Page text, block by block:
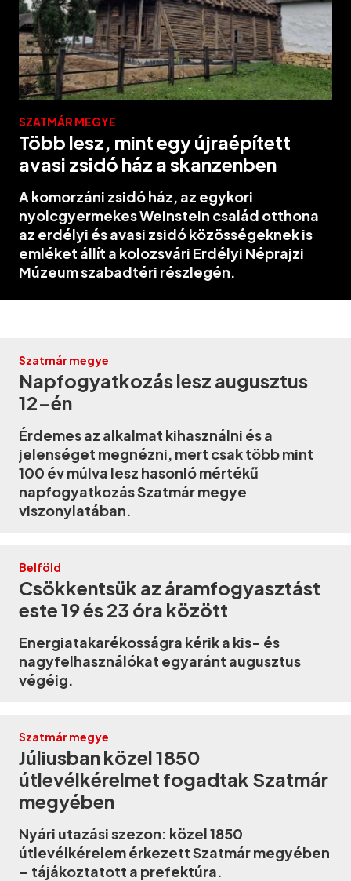
SZATMÁR MEGYE
Több lesz, mint egy újraépített
avasi zsidó ház a skanzenben
A komorzáni zsidó ház, az egykori
nyolcgyermekes Weinstein család otthona
az erdélyi és avasi zsidó közösségeknek is
emléket állít a kolozsvári Erdélyi Néprajzi
Múzeum szabadtéri részlegén.
Szatmár megye
Napfogyatkozás lesz augusztus
12-én
Érdemes az alkalmat kihasználni és a
jelenséget megnézni, mert csak több mint
100 év múlva lesz hasonló mértékű
napfogyatkozás Szatmár megye
viszonylatában.
Belföld
Csökkentsük az áramfogyasztást
este 19 és 23 óra között
Energiatakarékosságra kérik a kis- és
nagyfelhasználókat egyaránt augusztus
végéig.
Szatmár megye
Júliusban közel 1850
útlevélkérelmet fogadtak Szatmár
megyében
Nyári utazási szezon: közel 1850
útlevélkérelem érkezett Szatmár megyében
– tájákoztatott a prefektúra.